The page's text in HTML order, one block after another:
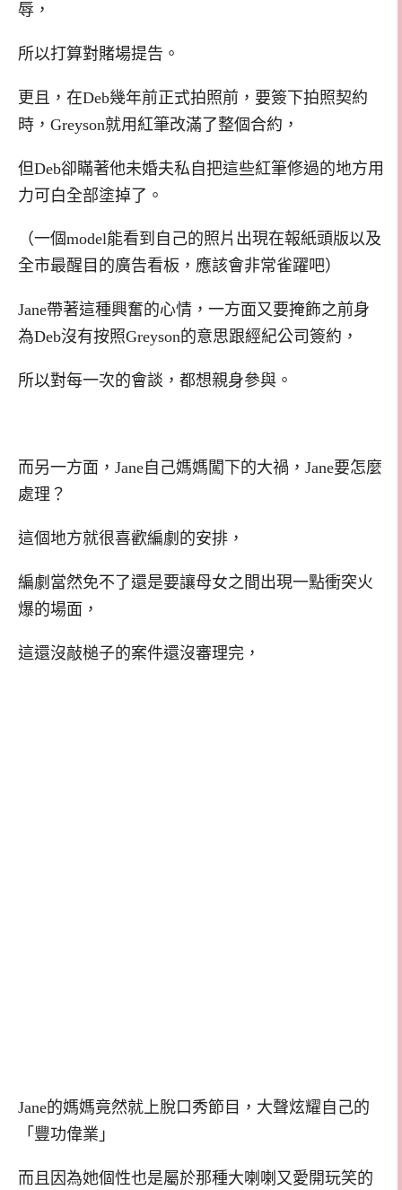
辱，
所以打算對賭場提告。
更且，在Deb幾年前正式拍照前，要簽下拍照契約
時，Greyson就用紅筆改滿了整個合約，
但Deb卻瞞著他未婚夫私自把這些紅筆修過的地方用
力可白全部塗掉了。
（一個model能看到自己的照片出現在報紙頭版以及
全市最醒目的廣告看板，應該會非常雀躍吧）
Jane帶著這種興奮的心情，一方面又要掩飾之前身
為Deb沒有按照Greyson的意思跟經紀公司簽約，
所以對每一次的會談，都想親身參與。
而另一方面，Jane自己媽媽闖下的大禍，Jane要怎麼
處理？
這個地方就很喜歡編劇的安排，
編劇當然免不了還是要讓母女之間出現一點衝突火
爆的場面，
這還沒敲槌子的案件還沒審理完，
Jane的媽媽竟然就上脫口秀節目，大聲炫耀自己的
「豐功偉業」
而且因為她個性也是屬於那種大喇喇又愛開玩笑的